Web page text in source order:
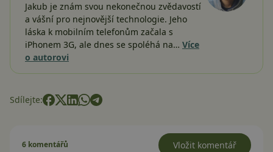
Jakub je znám svou nekonečnou zvědavostí
a vášní pro nejnovější technologie. Jeho
láska k mobilním telefonům začala s
iPhonem 3G, ale dnes se spoléhá na… Více
o autorovi
Sdílejte:
6 komentářů Vložit komentář